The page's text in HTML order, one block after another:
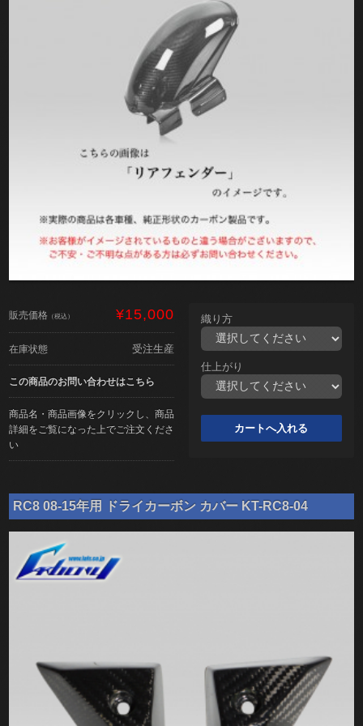
販売価格 （税込） ¥15,000
在庫状態 受注生産
この商品のお問い合わせはこちら
商品名・商品画像をクリックし、商品
詳細をご覧になった上でご注文くださ
い
織り方
仕上がり
RC8 08-15年用 ドライカーボン カバー KT-RC8-04